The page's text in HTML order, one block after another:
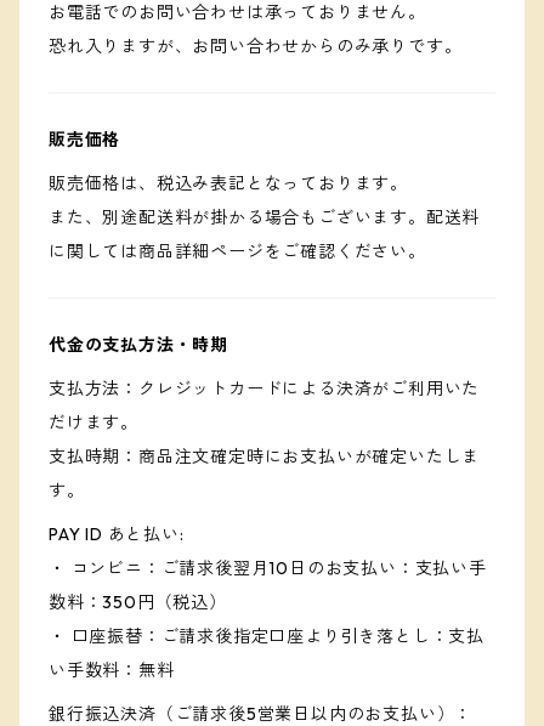
お電話でのお問い合わせは承っておりません。
恐れ入りますが、お問い合わせからのみ承りです。
販売価格
販売価格は、税込み表記となっております。
また、別途配送料が掛かる場合もございます。配送料
に関しては商品詳細ページをご確認ください。
代金の支払方法・時期
支払方法：クレジットカードによる決済がご利用いた
だけます。
支払時期：商品注文確定時にお支払いが確定いたしま
す。
PAY ID あと払い:
・ コンビニ：ご請求後翌月10日のお支払い：支払い手
数料：350円（税込）
・ 口座振替：ご請求後指定口座より引き落とし：支払
い手数料：無料
銀行振込決済（ご請求後5営業日以内のお支払い）：